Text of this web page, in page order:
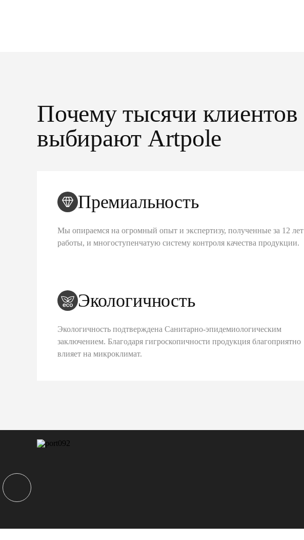
Почему тысячи клиентов
выбирают Artpole
Премиальность
Мы опираемся на огромный опыт и экспертизу, полученные за 12 лет
работы, и многоступенчатую систему контроля качества продукции.
Экологичность
Экологичность подтверждена Санитарно-эпидемиологическим
заключением. Благодаря гигроскопичности продукция благоприятно
влияет на микроклимат.